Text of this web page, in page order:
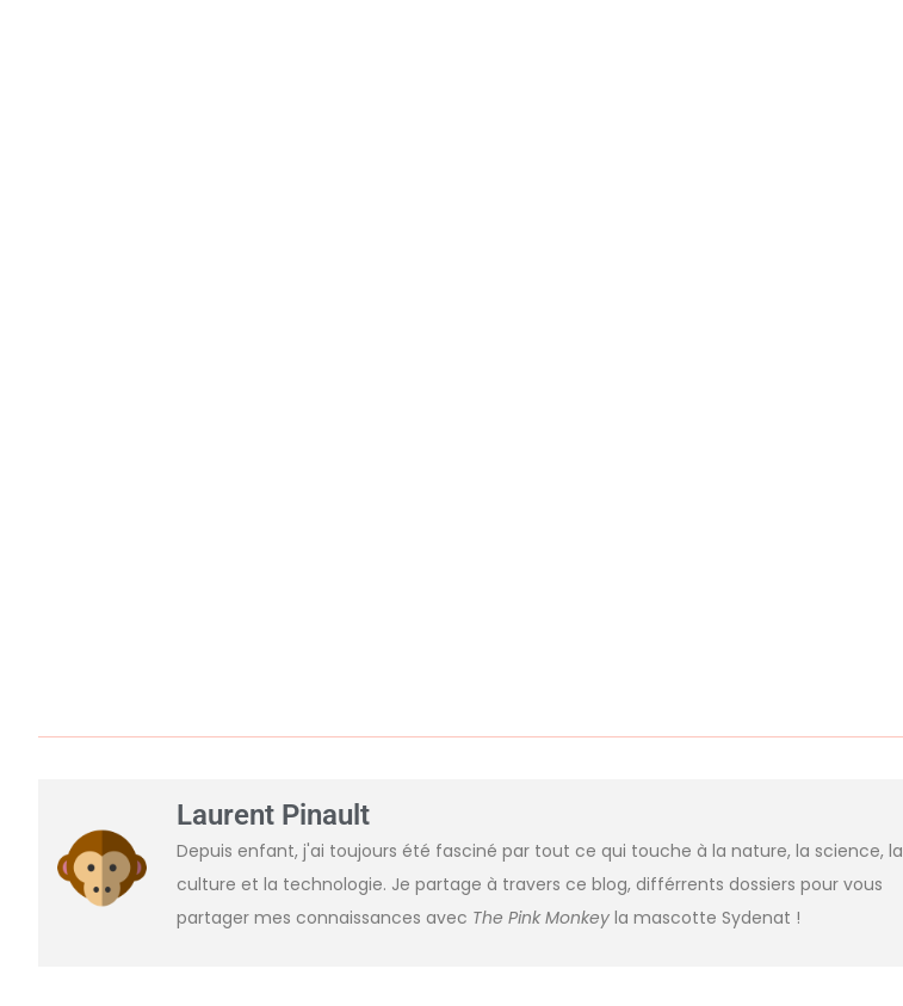
Laurent Pinault
Depuis enfant, j'ai toujours été fasciné par tout ce qui touche à la nature, la science, la
culture et la technologie. Je partage à travers ce blog, différrents dossiers pour vous
partager mes connaissances avec The Pink Monkey la mascotte Sydenat !